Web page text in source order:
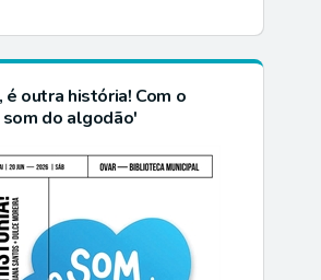
é outra história! Com o
do algodão'